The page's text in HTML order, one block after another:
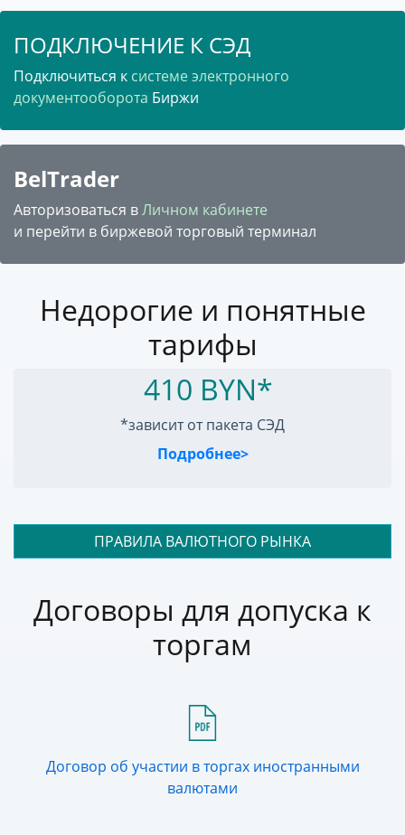
ПОДКЛЮЧЕНИЕ К СЭД
Подключиться к системе электронного
документооборота Биржи
BelTrader
Авторизоваться вЛичном кабинете
и перейти в биржевой торговый терминал
Недорогие и понятные
тарифы
410 BYN*
*зависит от пакета СЭД
Подробнее>
ПРАВИЛА ВАЛЮТНОГО РЫНКА
Договоры для допуска к
торгам
Договор об участии в торгах иностранными
валютами